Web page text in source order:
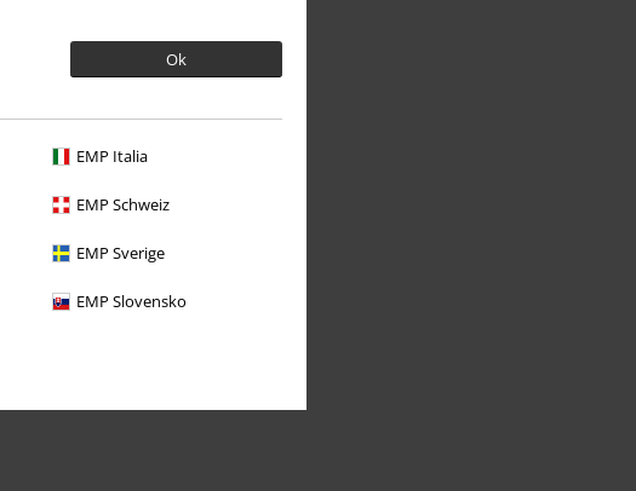
Ok
EMP Italia
EMP Schweiz
EMP Sverige
EMP Slovensko